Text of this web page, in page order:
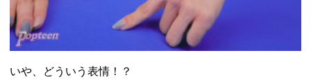
いや、どういう表情！？